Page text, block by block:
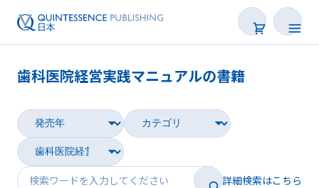
雑誌
映像
歯科医院経営実践マニュアルの書籍
詳細検索はこちら